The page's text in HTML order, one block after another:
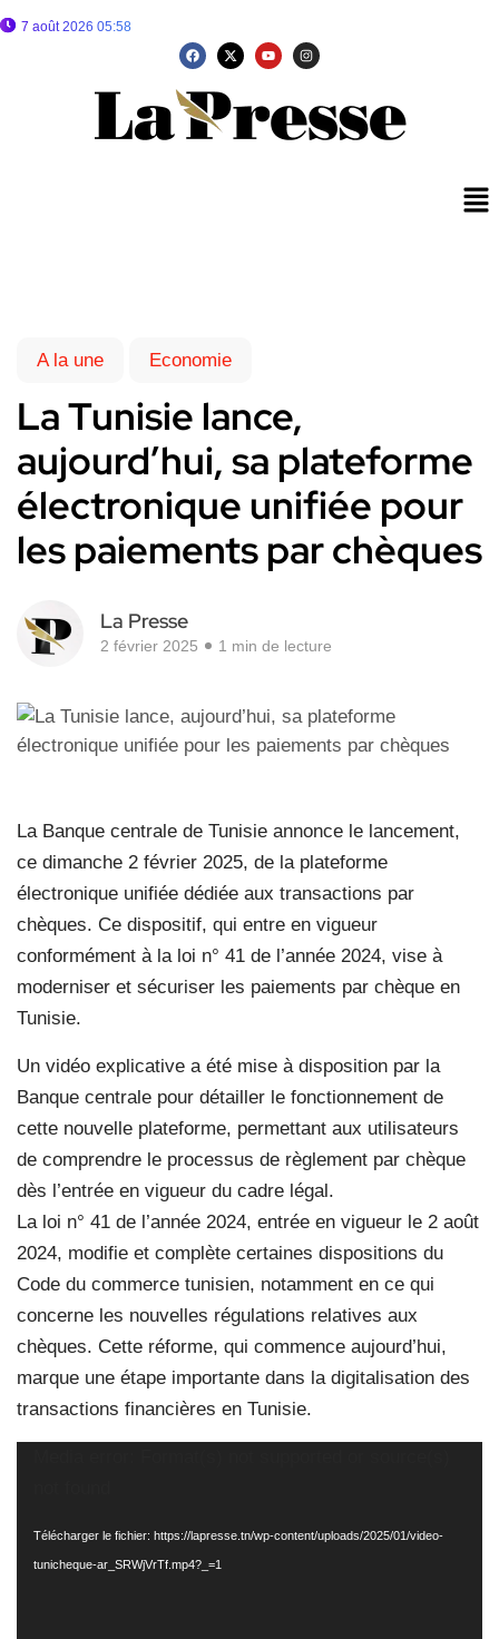
7 août 2026 05:58
A la une Economie
La Tunisie lance,
aujourd’hui, sa plateforme
électronique unifiée pour
les paiements par chèques
La Presse
2 février 2025 1 min de lecture
La Banque centrale de Tunisie annonce le lancement,
ce dimanche 2 février 2025, de la plateforme
électronique unifiée dédiée aux transactions par
chèques. Ce dispositif, qui entre en vigueur
conformément à la loi n° 41 de l’année 2024, vise à
moderniser et sécuriser les paiements par chèque en
Tunisie.
Un vidéo explicative a été mise à disposition par la
Banque centrale pour détailler le fonctionnement de
cette nouvelle plateforme, permettant aux utilisateurs
de comprendre le processus de règlement par chèque
dès l’entrée en vigueur du cadre légal.
La loi n° 41 de l’année 2024, entrée en vigueur le 2 août
2024, modifie et complète certaines dispositions du
Code du commerce tunisien, notamment en ce qui
concerne les nouvelles régulations relatives aux
chèques. Cette réforme, qui commence aujourd’hui,
marque une étape importante dans la digitalisation des
transactions financières en Tunisie.
Télécharger le fichier: https://lapresse.tn/wp-content/uploads/2025/01/video-
tunicheque-ar_SRWjVrTf.mp4?_=1